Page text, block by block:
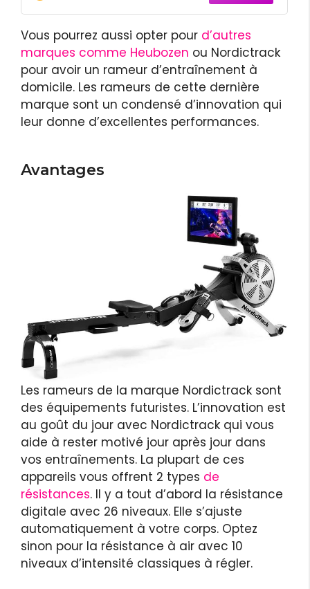
Vous pourrez aussi opter pour d’autres
marques comme Heubozen ou Nordictrack
pour avoir un rameur d’entraînement à
domicile. Les rameurs de cette dernière
marque sont un condensé d’innovation qui
leur donne d’excellentes performances.
Avantages
Les rameurs de la marque Nordictrack sont
des équipements futuristes. L’innovation est
au goût du jour avec Nordictrack qui vous
aide à rester motivé jour après jour dans
vos entraînements. La plupart de ces
appareils vous offrent 2 types de
résistances. Il y a tout d’abord la résistance
digitale avec 26 niveaux. Elle s’ajuste
automatiquement à votre corps. Optez
sinon pour la résistance à air avec 10
niveaux d’intensité classiques à régler.